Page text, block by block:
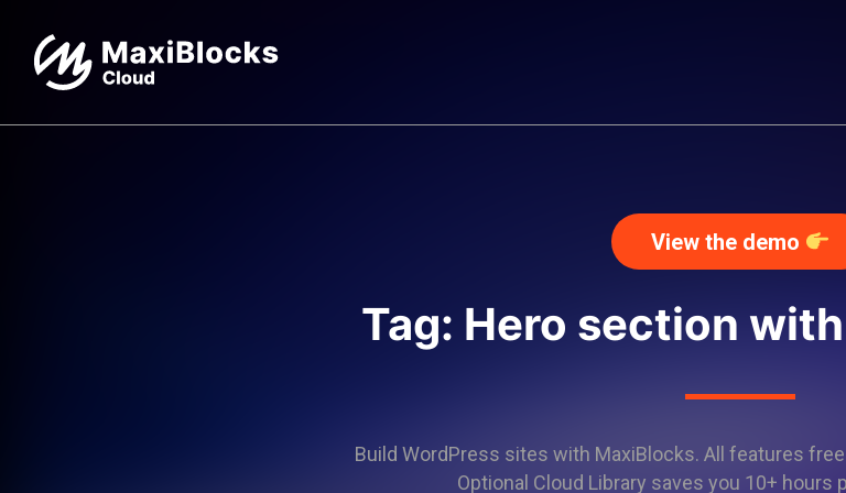
View the demo
Tag: Hero section
Build WordPress sites with MaxiBlocks. All features
Optional Cloud Library saves you 10+ hours